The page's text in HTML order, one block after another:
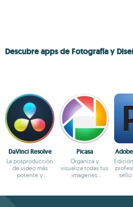
Descubre apps de Fotografía y
DaVinci Resolve
La posproducción
de vídeo más
potente y
Picasa
Organiza y
visualiza todas tus
imagenes
sello